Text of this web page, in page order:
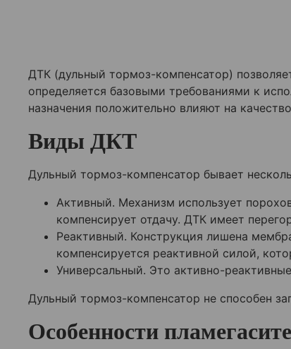
ДТК (дульный тормоз-компенсатор)
определяется базовыми требованиями к
назначения положительно влияют на
Виды ДКТ
Дульный тормоз-компенсатор бывает
Активный. Механизм использует
компенсирует отдачу. ДТК имеет
Реактивный. Конструкция лишена
компенсируется реактивной силой,
Универсальный. Это активно-
Дульный тормоз-компенсатор не способен
Особенности